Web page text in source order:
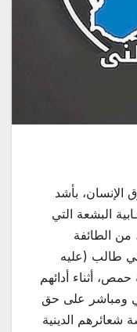
الإنسان، بأشد
البشعة التي
من الطائفة
طالب (عليه
أثناء أدائهم
ومباشر على حق
شعائرهم الدينية